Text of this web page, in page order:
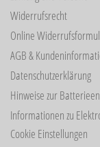
Widerrufsrecht
Online
AGB &
Datenschutzerklärung
Hinweise zur
Informationen zu
Cookie Einstellungen